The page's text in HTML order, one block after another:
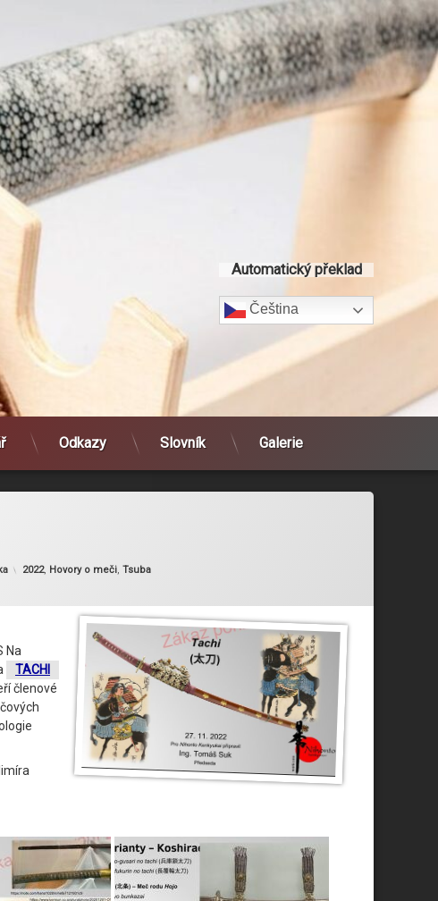
Automatický překlad
Čeština‎
Odkazy Slovník Galerie
Kategorie:
2022, Hovory o meči, Tsuba
Na
TACHI
členové